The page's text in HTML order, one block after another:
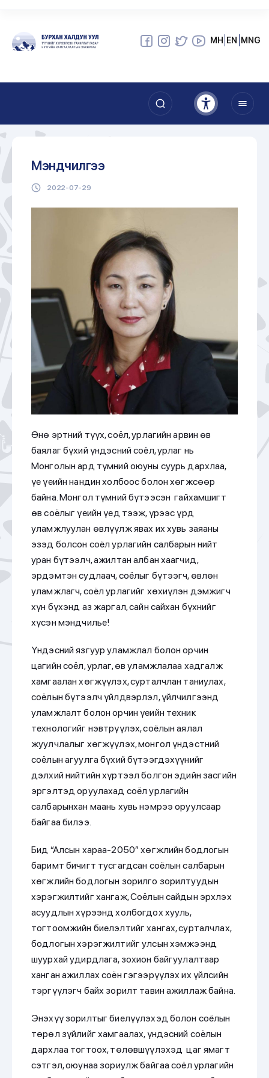
МН EN MNG
Мэндчилгээ
2022-07-29
Өнө эртний түүх, соёл, урлагийн арвин өв
баялаг бүхий үндэсний соёл, урлаг нь
Монголын ард түмний оюуны суурь дархлаа,
үе үеийн нандин холбоос болон хөгжсөөр
байна. Монгол түмний бүтээсэн гайхамшигт
өв соёлыг үеийн үед тээж, үрээс үрд
уламжлуулан өвлүүлж явах их хувь заяаны
эзэд болсон соёл урлагийн салбарын нийт
уран бүтээлч, ажилтан албан хаагчид,
эрдэмтэн судлаач, соёлыг бүтээгч, өвлөн
уламжлагч, соёл урлагийг хөхиүлэн дэмжигч
хүн бүхэнд аз жаргал, сайн сайхан бүхнийг
хүсэн мэндчилье!
Үндэсний язгуур уламжлал болон орчин
цагийн соёл, урлаг, өв уламжлалаа хадгалж
хамгаалан хөгжүүлэх, сурталчлан таниулах,
соёлын бүтээлч үйлдвэрлэл, үйлчилгээнд
уламжлалт болон орчин үеийн техник
технологийг нэвтрүүлэх, соёлын аялал
жуулчлалыг хөгжүүлэх, монгол үндэстний
соёлын агуулга бүхий бүтээгдэхүүнийг
дэлхий нийтийн хүртээл болгон эдийн засгийн
эргэлтэд оруулахад соёл урлагийн
салбарынхан маань хувь нэмрээ оруулсаар
байгаа билээ.
Бид “Алсын хараа-2050” хөгжлийн бодлогын
баримт бичигт тусгагдсан соёлын салбарын
хөгжлийн бодлогын зорилго зорилтуудын
хэрэгжилтийг хангаж, Соёлын сайдын эрхлэх
асуудлын хүрээнд холбогдох хууль,
тогтоомжийн биелэлтийг хангах, сурталчлах,
бодлогын хэрэгжилтийг улсын хэмжээнд
шуурхай удирдлага, зохион байгуулалтаар
ханган ажиллах соён гэгээрүүлэх их үйлсийн
тэргүүлэгч байх зорилт тавин ажиллаж байна.
Энэхүү зорилтыг биелүүлэхэд болон соёлын
төрөл зүйлийг хамгаалах, үндэсний соёлын
дархлаа тогтоох, төлөвшүүлэхэд цаг ямагт
сэтгэл, оюунаа зориулж байгаа соёл урлагийн